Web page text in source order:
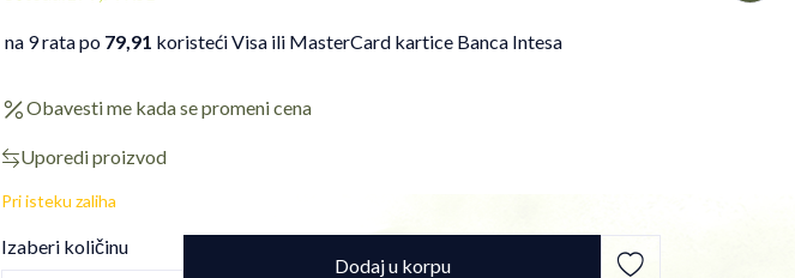
na 9 rata po 79,91 koristeći Visa ili MasterCard kartice Banca Intesa
Obavesti me kada se promeni cena
Uporedi proizvod
Pri isteku zaliha
Izaberi količinu
Dodaj u korpu